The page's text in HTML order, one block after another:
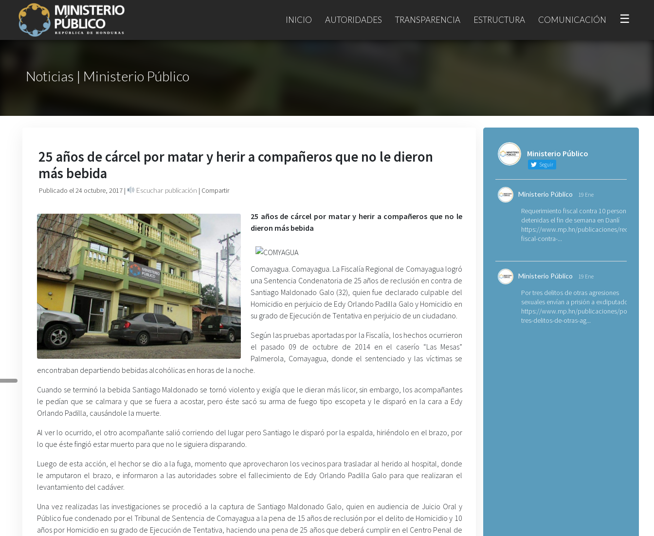
INICIO AUTORIDADES TRANSPARENCIA ESTRUCTURA COMUNICACIÓN ☰
Noticias | Ministerio Público
25 años de cárcel por matar y herir a compañeros que no le dieron
más bebida
Publicado el 24 octubre, 2017 | Escuchar publicación | Compartir
25 años de cárcel por matar y herir a compañeros que no le
dieron más bebida
Comayagua. Comayagua. La Fiscalía Regional de Comayagua logró
una Sentencia Condenatoria de 25 años de reclusión en contra de
Santiago Maldonado Galo (32), quien fue declarado culpable del
Homicidio en perjuicio de Edy Orlando Padilla Galo y Homicidio en
su grado de Ejecución de Tentativa en perjuicio de un ciudadano.
Según las pruebas aportadas por la Fiscalía, los hechos ocurrieron
el pasado 09 de octubre de 2014 en el caserío “Las Mesas”
Palmerola, Comayagua, donde el sentenciado y las víctimas se
encontraban departiendo bebidas alcohólicas en horas de la noche.
Cuando se terminó la bebida Santiago Maldonado se tornó violento y exigía que le dieran más licor, sin embargo, los acompañantes
le pedían que se calmara y que se fuera a acostar, pero éste sacó su arma de fuego tipo escopeta y le disparó en la cara a Edy
Orlando Padilla, causándole la muerte.
Al ver lo ocurrido, el otro acompañante salió corriendo del lugar pero Santiago le disparó por la espalda, hiriéndolo en el brazo, por
lo que éste fingió estar muerto para que no le siguiera disparando.
Luego de esta acción, el hechor se dio a la fuga, momento que aprovecharon los vecinos para trasladar al herido al hospital, donde
le amputaron el brazo, e informaron a las autoridades sobre el fallecimiento de Edy Orlando Padilla Galo para que realizaran el
levantamiento del cadáver.
Una vez realizadas las investigaciones se procedió a la captura de Santiago Maldonado Galo, quien en audiencia de Juicio Oral y
Público fue condenado por el Tribunal de Sentencia de Comayagua a la pena de 15 años de reclusión por el delito de Homicidio y 10
años por Homicidio en su grado de Ejecución de Tentativa, haciendo una pena de 25 años que deberá cumplir en el Centro Penal de
Ministerio Público
Seguir
Ministerio Público 19 Ene
Requerimiento fiscal contra 10 personas
detenidas el fin de semana en Danlí
https://www.mp.hn/publicaciones/
fiscal-contra-...
Ministerio Público 19 Ene
Por tres delitos de otras agresiones
sexuales envían a prisión a exdiputado
https://www.mp.hn/publicaciones/por-
tres-delitos-de-otras-ag...